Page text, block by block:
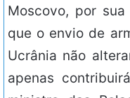
Moscovo, por
que o envio de
Ucrânia não
apenas